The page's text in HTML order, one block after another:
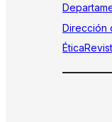
Dirección
Ética